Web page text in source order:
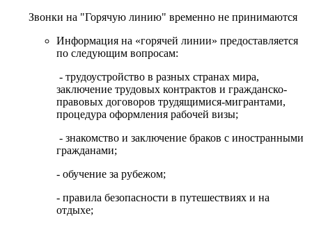
Звонки на "Горячую линию" временно не принимаются
Информация на «горячей линии» предоставляется
по следующим вопросам:
- трудоустройство в разных странах мира,
заключение трудовых контрактов и гражданско-
правовых договоров трудящимися-мигрантами,
процедура оформления рабочей визы;
- знакомство и заключение браков с иностранными
гражданами;
- обучение за рубежом;
- правила безопасности в путешествиях и на
отдыхе;